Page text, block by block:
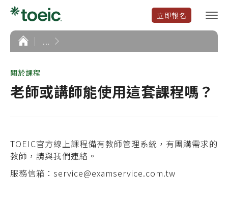
立即報名
選
單
首
頁
...
關於課程
老師或講師能使用這套課程嗎？
TOEIC官方線上課程備有教師管理系統，有團購需求的
教師，請與我們連絡。
服務信箱：service@examservice.com.tw